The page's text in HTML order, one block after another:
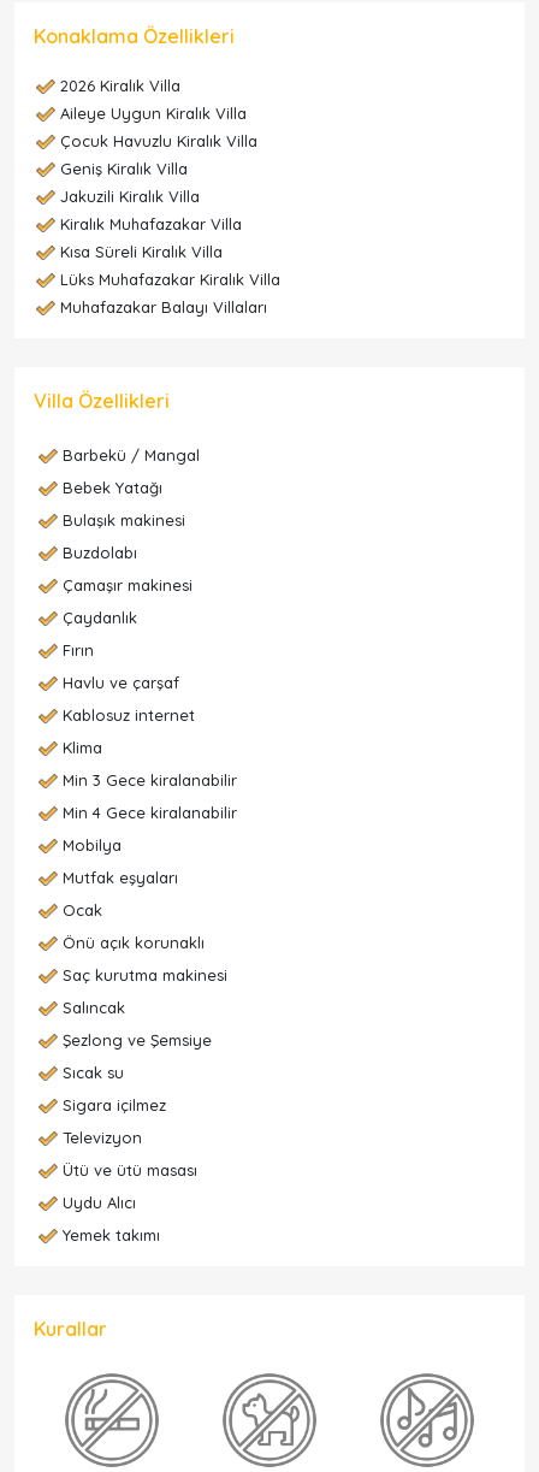
Konaklama Özellikleri
2026 Kiralık Villa
Aileye Uygun Kiralık Villa
Çocuk Havuzlu Kiralık Villa
Geniş Kiralık Villa
Jakuzili Kiralık Villa
Kiralık Muhafazakar Villa
Kısa Süreli Kiralık Villa
Lüks Muhafazakar Kiralık Villa
Muhafazakar Balayı Villaları
Villa Özellikleri
Barbekü / Mangal
Bebek Yatağı
Bulaşık makinesi
Buzdolabı
Çamaşır makinesi
Çaydanlık
Fırın
Havlu ve çarşaf
Kablosuz internet
Klima
Min 3 Gece kiralanabilir
Min 4 Gece kiralanabilir
Mobilya
Mutfak eşyaları
Ocak
Önü açık korunaklı
Saç kurutma makinesi
Salıncak
Şezlong ve Şemsiye
Sıcak su
Sigara içilmez
Televizyon
Ütü ve ütü masası
Uydu Alıcı
Yemek takımı
Kurallar